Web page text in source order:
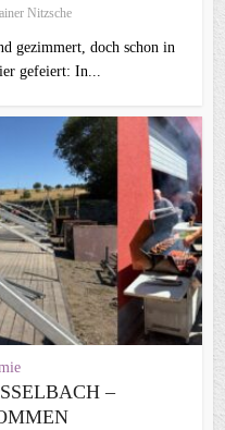
Nitzsche
gezimmert, doch schon in
gefeiert: In...
–